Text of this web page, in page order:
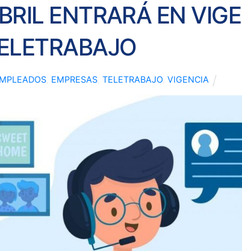
ENTRARÁ EN
EMPRESAS ,TELETRABAJO ,VIGENCIA